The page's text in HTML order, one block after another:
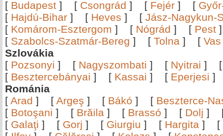
[ Budapest ] [ Csongrád ] [ Fejér ] [
[ Hajdú-Bihar ] [ Heves ] [ Jász-Nagykun-
[ Komárom-Esztergom ] [ Nógrád ] [ Pest
[ Szabolcs-Szatmár-Bereg ] [ Tolna ] [ Vas
Szlovákia
[ Pozsonyi ] [ Nagyszombati ] [ Nyitrai ]
[ Besztercebányai ] [ Kassai ] [ Eperjesi
Románia
[ Arad ] [ Argeş ] [ Bákó ] [ Beszterce-
[ Botoşani ] [ Brăila ] [ Brassó ] [ Dolj ]
[ Galaţi ] [ Gorj ] [ Giurgiu ] [ Hargita ]
[